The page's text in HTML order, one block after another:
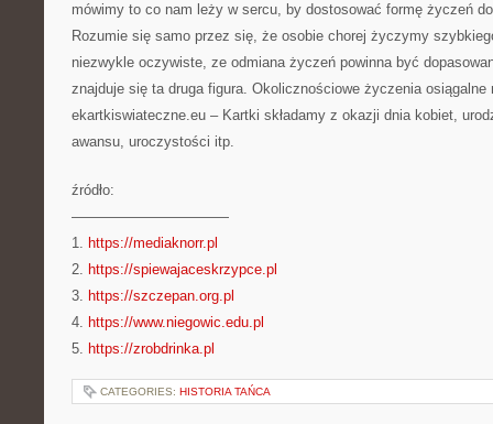
mówimy to co nam leży w sercu, by dostosować formę życzeń
Rozumie się samo przez się, że osobie chorej życzymy
niezwykle oczywiste, ze odmiana życzeń powinna być
znajduje się ta druga figura. Okolicznościowe życzenia osiągalne
ekartkiswiateczne.eu – Kartki składamy z okazji dnia kobiet,
awansu, uroczystości itp.
źródło:
———————————
1. https://mediaknorr.pl
2. https://spiewajaceskrzypce.pl
3. https://szczepan.org.pl
4. https://www.niegowic.edu.pl
5. https://zrobdrinka.pl
CATEGORIES: HISTORIA TAŃCA